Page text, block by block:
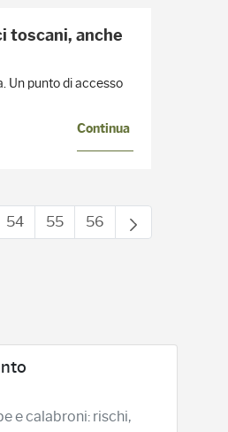
toscani, anche
Un punto di accesso
Continua
Use TAB to navigate.
Page
54 Page
55 Page
56
e calabroni: rischi,